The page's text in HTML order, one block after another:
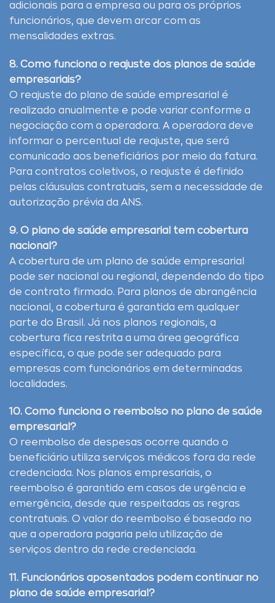
adicionais para a empresa ou para os próprios
funcionários, que devem arcar com as
mensalidades extras.
8. Como funciona o reajuste dos planos de saúde
empresariais?
O reajuste do plano de saúde empresarial é
realizado anualmente e pode variar conforme a
negociação com a operadora. A operadora deve
informar o percentual de reajuste, que será
comunicado aos beneficiários por meio da fatura.
Para contratos coletivos, o reajuste é definido
pelas cláusulas contratuais, sem a necessidade de
autorização prévia da ANS.
9. O plano de saúde empresarial tem cobertura
nacional?
A cobertura de um plano de saúde empresarial
pode ser nacional ou regional, dependendo do tipo
de contrato firmado. Para planos de abrangência
nacional, a cobertura é garantida em qualquer
parte do Brasil. Já nos planos regionais, a
cobertura fica restrita a uma área geográfica
específica, o que pode ser adequado para
empresas com funcionários em determinadas
localidades.
10. Como funciona o reembolso no plano de saúde
empresarial?
O reembolso de despesas ocorre quando o
beneficiário utiliza serviços médicos fora da rede
credenciada. Nos planos empresariais, o
reembolso é garantido em casos de urgência e
emergência, desde que respeitadas as regras
contratuais. O valor do reembolso é baseado no
que a operadora pagaria pela utilização de
serviços dentro da rede credenciada.
11. Funcionários aposentados podem continuar no
plano de saúde empresarial?